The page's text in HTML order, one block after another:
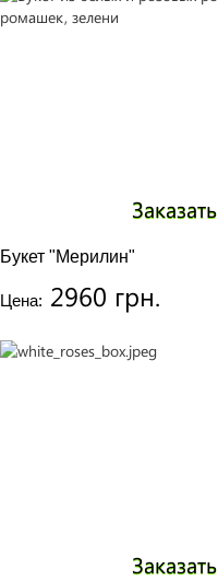
Букет "Мерилин"
Цена: 2960 грн.
Заказать
Заказать